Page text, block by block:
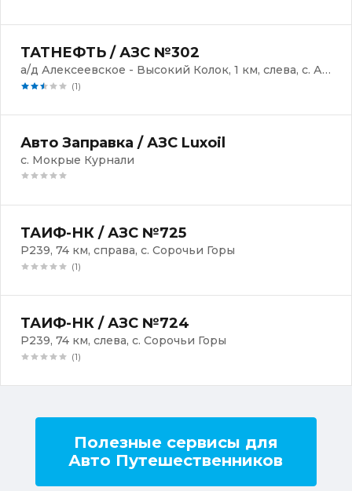
ТАТНЕФТЬ / АЗС №302
а/д Алексеевское - Высокий Колок, 1 км, слева, с. Алексеевское
(1)
Авто Заправка / АЗС Luxoil
с. Мокрые Курнали
ТАИФ-НК / АЗС №725
Р239, 74 км, справа, с. Сорочьи Горы
(1)
ТАИФ-НК / АЗС №724
Р239, 74 км, слева, с. Сорочьи Горы
(1)
Полезные сервисы для
Авто Путешественников